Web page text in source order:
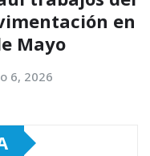
en
Mayo
6, 2026